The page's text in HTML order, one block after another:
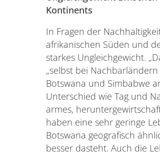
Kontinents
In Fragen der
afrikanischen Süden und
starkes Ungleichgewicht.
„selbst bei
Botswana und Simbabwe
Unterschied wie Tag und
armes,
haben eine sehr geringe
Botswana geografisch
besser dasteht. Auch die